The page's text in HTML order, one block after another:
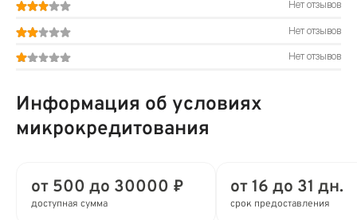
Нет отзывов
Нет отзывов
Нет отзывов
Информация об условиях
микрокредитования
от 500 до 30000 ₽
доступная сумма
от 16 до 31 дн.
срок предоставления